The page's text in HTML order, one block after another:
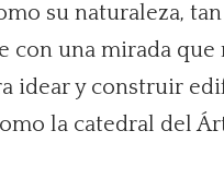
su naturaleza,
con una mirada
idear y construir
la catedral del